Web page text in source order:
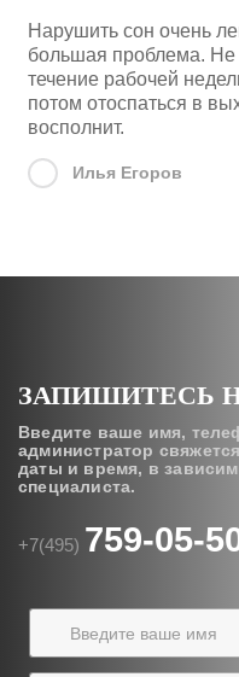
Нарушить сон очень
большая проблема. Не
течение рабочей
потом отоспаться в
восполнит.
Илья Егоров
ЗАПИШИТЕСЬ
Введите ваше имя,
администратор
даты и время, в
специалиста.
+7(495) 759-05-